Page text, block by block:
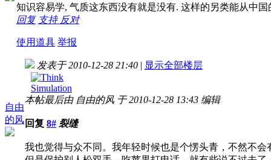
知识容易学, 气质这东西没有就是没有. 这样的另类能从中
回复 支持 反对
使用道具 举报
自由
的风
发表于 2010-12-28 21:40 | 显示全部楼层
本帖最后由 自由的风 于 2010-12-28 13:43 编辑
回复 8# 裂缝
我也觉得与众不同。我年轻时候也是个愣头青，不然不